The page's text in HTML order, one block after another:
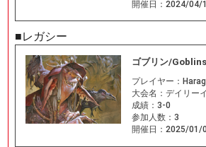
開催日： 2024/04/
■レガシー
ゴブリン/Goblins
プレイヤー：
大会名： デイリー
成績： 3-0
参加人数： 3
開催日： 2025/01/